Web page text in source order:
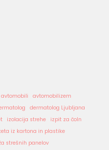
avtomobili
avtomobilizem
dermatolog Ljubljana
izolacija strehe
izpit za čoln
iz kartona in plastike
strešnih panelov